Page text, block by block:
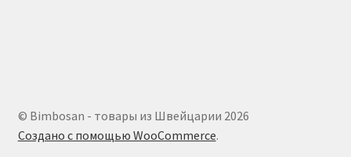
© Bimbosan - товары из Швейцарии 2026
Создано с помощью WooCommerce.